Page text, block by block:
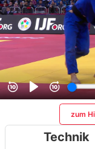
zum
Technik